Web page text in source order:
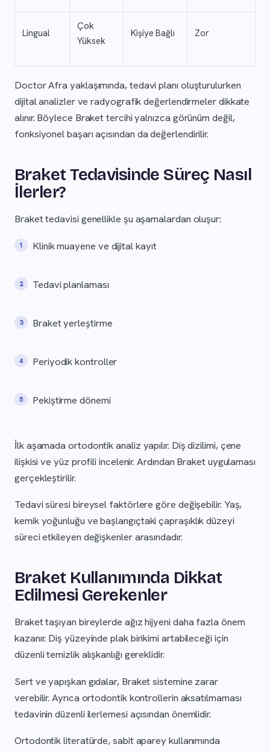
Lingual
Çok
Yüksek
Kişiye Bağlı Zor
Doctor Afra yaklaşımında, tedavi planı oluşturulurken
dijital analizler ve radyografik değerlendirmeler dikkate
alınır. Böylece Braket tercihi yalnızca görünüm değil,
fonksiyonel başarı açısından da değerlendirilir.
Braket Tedavisinde Süreç Nasıl
İlerler?
Braket tedavisi genellikle şu aşamalardan oluşur:
Klinik muayene ve dijital kayıt
Tedavi planlaması
Braket yerleştirme
Periyodik kontroller
Pekiştirme dönemi
İlk aşamada ortodontik analiz yapılır. Diş dizilimi, çene
ilişkisi ve yüz profili incelenir. Ardından Braket uygulaması
gerçekleştirilir.
Tedavi süresi bireysel faktörlere göre değişebilir. Yaş,
kemik yoğunluğu ve başlangıçtaki çapraşıklık düzeyi
süreci etkileyen değişkenler arasındadır.
Braket Kullanımında Dikkat
Edilmesi Gerekenler
Braket taşıyan bireylerde ağız hijyeni daha fazla önem
kazanır. Diş yüzeyinde plak birikimi artabileceği için
düzenli temizlik alışkanlığı gereklidir.
Sert ve yapışkan gıdalar, Braket sistemine zarar
verebilir. Ayrıca ortodontik kontrollerin aksatılmaması
tedavinin düzenli ilerlemesi açısından önemlidir.
Ortodontik literatürde, sabit aparey kullanımında